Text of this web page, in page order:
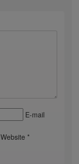
E-mail
Website *